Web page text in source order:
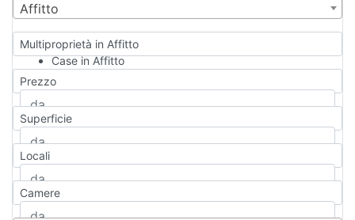
Affitto
Multiproprietà in Affitto
Case in Affitto
Qualsiasi
Appartamento
Casa indipendente
Casa Semi-indipendente
Attico/Mansarda
Rustico/Casale
Prezzo
Superficie
Locali
Camere